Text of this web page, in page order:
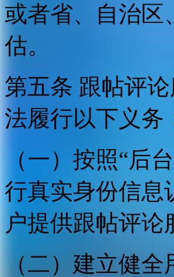
或者省、自治区
估。
第五条 跟帖评
法履行以下义务
（一）按照“后
行真实身份信息
户提供跟帖评论
（二）建立健